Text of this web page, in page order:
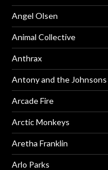
Angel Olsen
Animal Collective
Anthrax
Antony and the Johnsons
Arcade Fire
Arctic Monkeys
Aretha Franklin
Arlo Parks